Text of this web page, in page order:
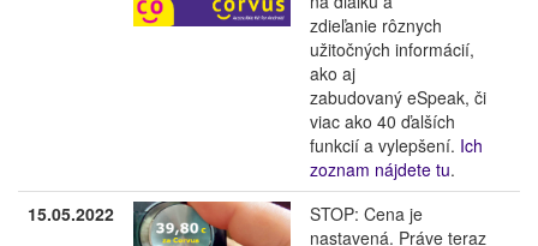
zdieľanie rôznych
užitočných informácií,
ako aj
zabudovaný eSpeak, či
viac ako 40 ďalších
funkcií a vylepšení. Ich
zoznam nájdete tu.
15.05.2022
STOP: Cena je
nastavená. Práve teraz